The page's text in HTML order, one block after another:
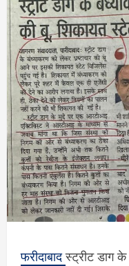
फरीदाबादस्ट्रीट डाग